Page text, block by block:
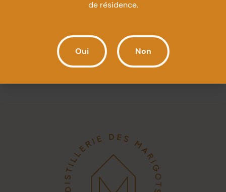
Voir la publication originale
de résidence.
Oui Non